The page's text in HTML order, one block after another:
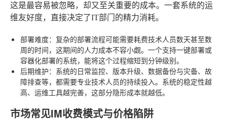
这是最容易被忽略，却又至关重要的成本。一套系统的运
维友好度，直接决定了IT部门的精力消耗。
部署难度：复杂的部署流程可能需要耗费技术人员数天甚至数
周的时间，这期间的人力成本不容小觑。一个支持一键部署或
容器化部署的系统，能将这个过程缩短到分钟级别。
后期维护：系统的日常监控、版本升级、数据备份与灾备、故
障排查等，都需要专业技术人员的持续投入。系统的稳定性越
高、运维工具越完善，这部分隐形成本就越低。
市场常见IM收费模式与价格陷阱